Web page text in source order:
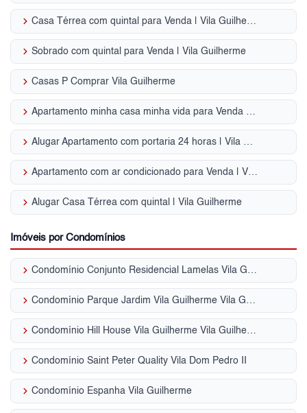
keyboard_arrow_right Casa Térrea com quintal para Venda | Vila Guilherme
keyboard_arrow_right Sobrado com quintal para Venda | Vila Guilherme
keyboard_arrow_right Casas P Comprar Vila Guilherme
keyboard_arrow_right Apartamento minha casa minha vida para Venda | Vila Guilherme
keyboard_arrow_right Alugar Apartamento com portaria 24 horas | Vila Guilherme
keyboard_arrow_right Apartamento com ar condicionado para Venda | Vila Guilherme
keyboard_arrow_right Alugar Casa Térrea com quintal | Vila Guilherme
Imóveis por Condomínios
keyboard_arrow_right Condomínio Conjunto Residencial Lamelas Vila Guilherme
keyboard_arrow_right Condomínio Parque Jardim Vila Guilherme Vila Guilherme
keyboard_arrow_right Condomínio Hill House Vila Guilherme Vila Guilherme
keyboard_arrow_right Condomínio Saint Peter Quality Vila Dom Pedro II
keyboard_arrow_right Condomínio Espanha Vila Guilherme